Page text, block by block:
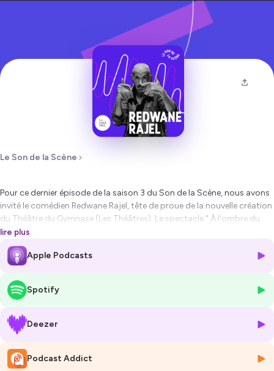
Le Son de la Scène
Pour ce dernier épisode de la saison 3 du Son de la Scène, nous avons
invité le comédien Redwane Rajel, tête de proue de la nouvelle création
du Théâtre du Gymnase (Les Théâtres). Le spectacle " À l'ombre du
réverbère " fait salle comble au Théâtre du Transversal pour le festival
OFF d'Avignon. Bercés par les cigales, dans un appartement du
centre-ville, nous avons pu échanger avec lui sur son parcours de la
Pourquoi devient-on artiste ?
Quelles motivations poussent des comédiens, comédiennes,
musiciens, musiciennes, auteurs, autrices, metteurs en scène, disons,
ces êtres hors du commun, à monter sur une scène, à partager des
émotion et à se livrer avec bonheur à la foule ?
lire plus
Apple Podcasts
Spotify
Deezer
Podcast Addict